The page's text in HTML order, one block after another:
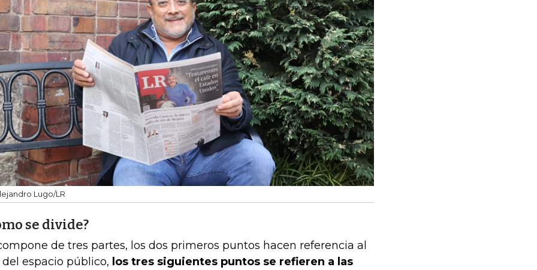
Lugo/LR
se divide?
de tres partes, los dos primeros puntos hacen referencia al
del espacio público, los tres siguientes puntos se refieren a las